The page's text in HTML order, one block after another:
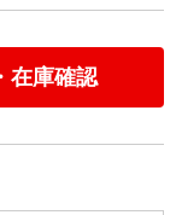
在庫確認